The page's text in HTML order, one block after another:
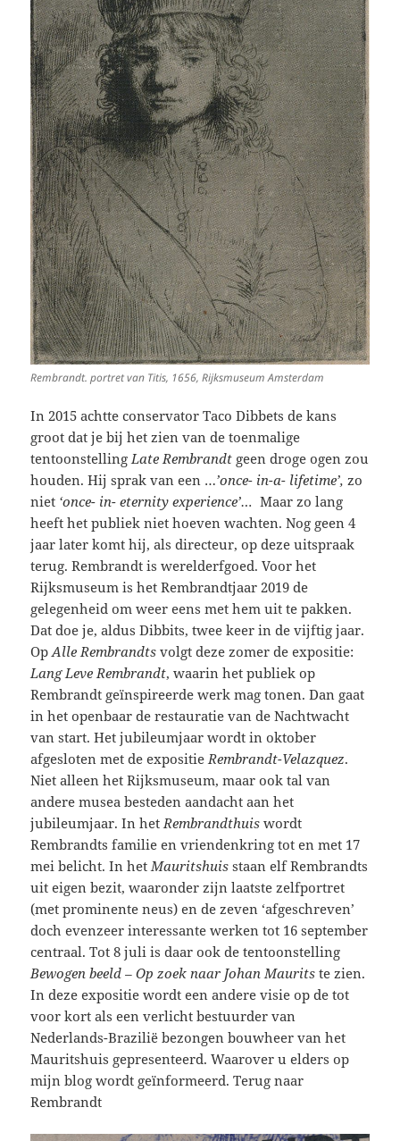
Rembrandt. portret van Titis, 1656, Rijksmuseum Amsterdam
In 2015 achtte conservator Taco Dibbets de kans
groot dat je bij het zien van de toenmalige
tentoonstellingLate Rembrandt geen droge ogen zou
houden. Hij sprak van een …’once- in-a- lifetime’,zo
niet ‘once- in- eternity experience’…Maar zo lang
heeft het publiek niet hoeven wachten. Nog geen 4
jaar later komt hij, als directeur, op deze uitspraak
terug. Rembrandt is werelderfgoed. Voor het
Rijksmuseum is het Rembrandtjaar 2019 de
gelegenheid om weer eens met hem uit te pakken.
Dat doe je, aldus Dibbits, twee keer in de vijftig jaar.
OpAlle Rembrandts volgt deze zomer de expositie:
Lang Leve Rembrandt, waarin het publiek op
Rembrandt geïnspireerde werk mag tonen. Dan gaat
in het openbaar de restauratie van de Nachtwacht
van start. Het jubileumjaar wordt in oktober
afgesloten met de expositieRembrandt-Velazquez.
Niet alleen het Rijksmuseum, maar ook tal van
andere musea besteden aandacht aan het
jubileumjaar. In hetRembrandthuis wordt
Rembrandts familie en vriendenkring tot en met 17
mei belicht. In hetMauritshuis staan elf Rembrandts
uit eigen bezit, waaronder zijn laatste zelfportret
(met prominente neus) en de zeven ‘afgeschreven’
doch evenzeer interessante werken tot 16 september
centraal. Tot 8 juli is daar ook de tentoonstelling
Bewogen beeld – Op zoek naar Johan Maurits te zien.
In deze expositie wordt een andere visie op de tot
voor kort als een verlicht bestuurder van
Nederlands-Brazilië bezongen bouwheer van het
Mauritshuis gepresenteerd. Waarover u elders op
mijn blog wordt geïnformeerd. Terug naar
Rembrandt